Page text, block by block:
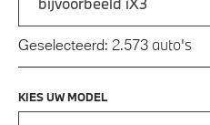
Typ een automodel in en druk
Geselecteerd: 2.573 auto's
KIES UW MODEL